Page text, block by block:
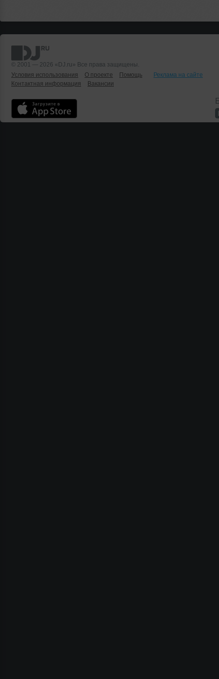
© 2001 — 2026 «DJ.ru» Все права защищены.
Условия использования
О проекте Помощь
Реклама на сайте
Контактная информация
Вакансии